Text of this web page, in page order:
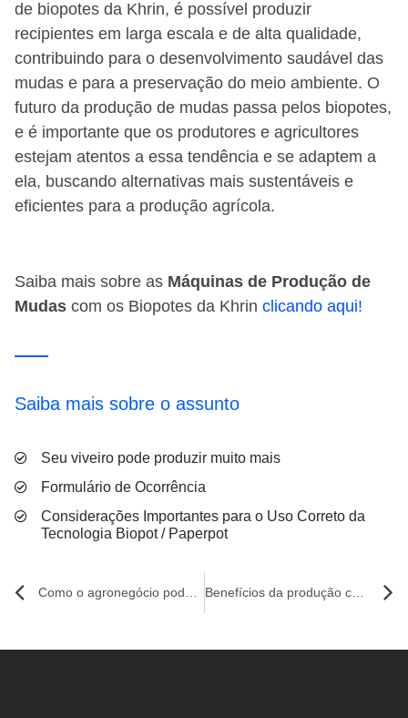
de biopotes da Khrin, é possível produzir
recipientes em larga escala e de alta qualidade,
contribuindo para o desenvolvimento saudável das
mudas e para a preservação do meio ambiente. O
futuro da produção de mudas passa pelos biopotes,
e é importante que os produtores e agricultores
estejam atentos a essa tendência e se adaptem a
ela, buscando alternativas mais sustentáveis e
eficientes para a produção agrícola.
Saiba mais sobre as Máquinas de Produção de
Mudas com os Biopotes da Khrin clicando aqui!
Saiba mais sobre o assunto
Seu viveiro pode produzir muito mais
Formulário de Ocorrência
Considerações Importantes para o Uso Correto da
Tecnologia Biopot / Paperpot
Benefícios da produção com Biopots e crescimento de mudas para viveiros